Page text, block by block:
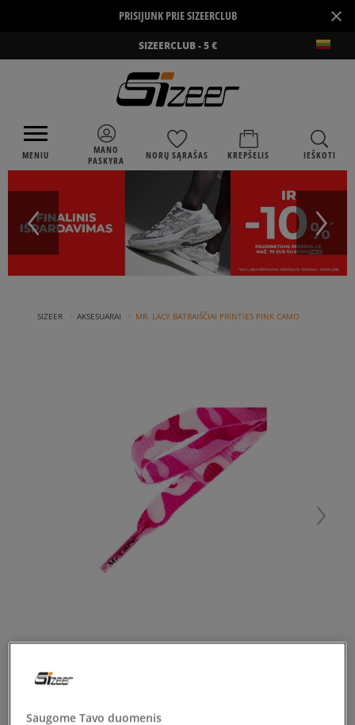
PRISIJUNK PRIE SIZEERCLUB ×
SIZEERCLUB - 5 €
MENIU
MANO
PASKYRA
NORŲ SĄRAŠAS KREPŠELIS IEŠKOTI
SIZEER AKSESUARAI MR. LACY BATRAIŠČIAI PRINTIES PINK CAMO
MR. LACY BATRAIŠČIAI
Saugome Tavo duomenis